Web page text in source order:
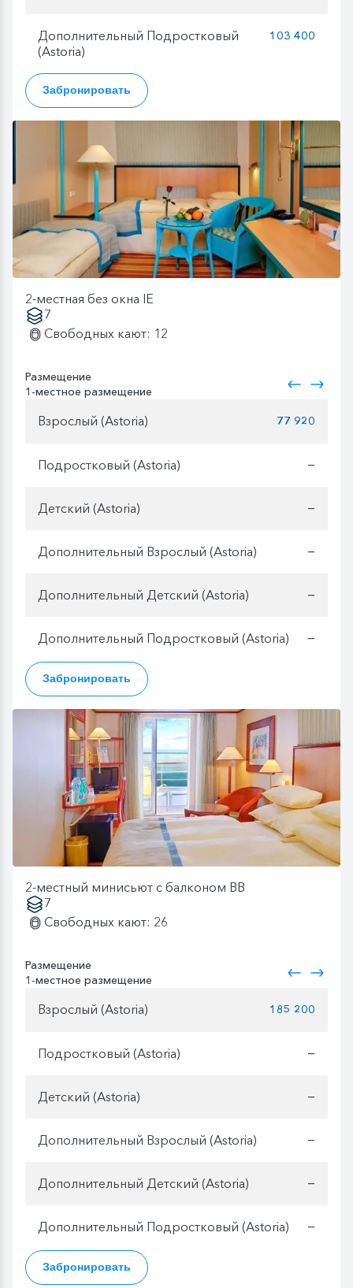
Дополнительный Подростковый
(Astoria)
103 400
Забронировать
2-местная без окна IE
7
Свободных кают: 12
Размещение
1-местное размещение
Взрослый (Astoria) 77 920
Подростковый (Astoria) —
Детский (Astoria) —
Дополнительный Взрослый (Astoria) —
Дополнительный Детский (Astoria) —
Дополнительный Подростковый (Astoria) —
Забронировать
2-местный минисьют с балконом BB
7
Свободных кают: 26
Размещение
1-местное размещение
Взрослый (Astoria) 185 200
Подростковый (Astoria) —
Детский (Astoria) —
Дополнительный Взрослый (Astoria) —
Дополнительный Детский (Astoria) —
Дополнительный Подростковый (Astoria) —
Забронировать